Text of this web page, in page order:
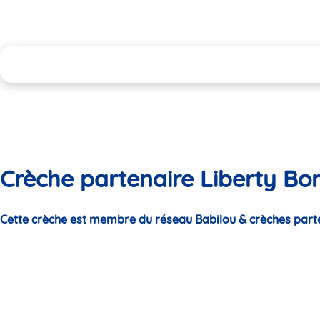
Crèche partenaire Liberty
Cette crèche est membre du réseau Babilou & crèches